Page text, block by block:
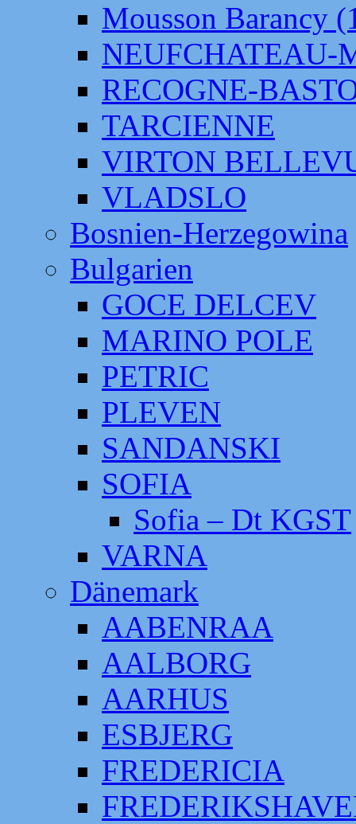
Mousson Barancy
NEUFCHATEAU-
RECOGNE-
TARCIENNE
VIRTON
VLADSLO
Bosnien-Herzegowina
Bulgarien
GOCE DELCEV
MARINO POLE
PETRIC
PLEVEN
SANDANSKI
SOFIA
Sofia – Dt KGST
VARNA
Dänemark
AABENRAA
AALBORG
AARHUS
ESBJERG
FREDERICIA